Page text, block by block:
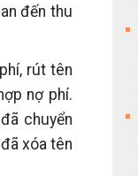
đến thu
rút tên
nợ phí.
chuyển
xóa tên